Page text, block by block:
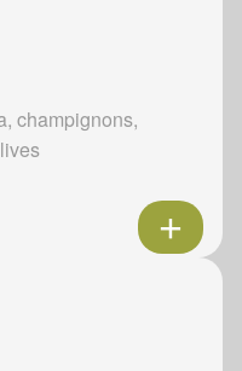
champignons,